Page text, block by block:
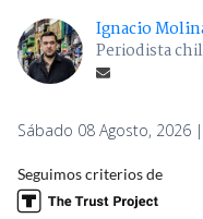
Ignacio
Periodista
Sábado 08 Agosto, 2026
Seguimos criterios de